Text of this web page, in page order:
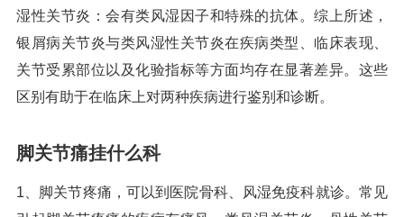
湿性关节炎：会有类风湿因子和特殊的抗体。综上所述，
银屑病关节炎与类风湿性关节炎在疾病类型、临床表现、
关节受累部位以及化验指标等方面均存在显著差异。这些
区别有助于在临床上对两种疾病进行鉴别和诊断。
脚关节痛挂什么科
1、脚关节疼痛，可以到医院骨科、风湿免疫科就诊。常见